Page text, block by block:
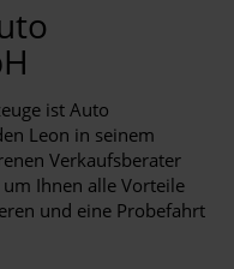
ist Auto
Leon in seinem
Verkaufsberater
Ihnen alle Vorteile
und eine Probefahrt